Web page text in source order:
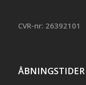
CVR-nr: 26392101
ÅBNINGSTIDER